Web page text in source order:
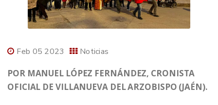
Feb 05 2023 Noticias
POR MANUEL LÓPEZ FERNÁNDEZ, CRONISTA
OFICIAL DE VILLANUEVA DEL ARZOBISPO (JAÉN).